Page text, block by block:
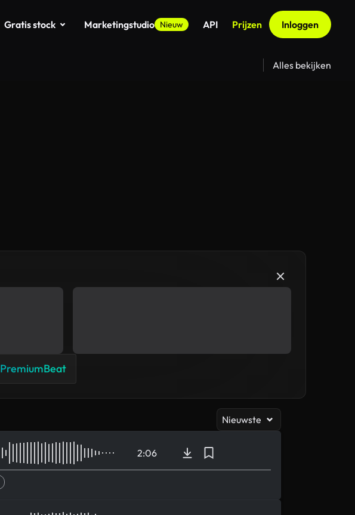
Gratis stock Marketingstudio Nieuw API Prijzen Inloggen
Alles bekijken
PremiumBeat
Nieuwste
2:06